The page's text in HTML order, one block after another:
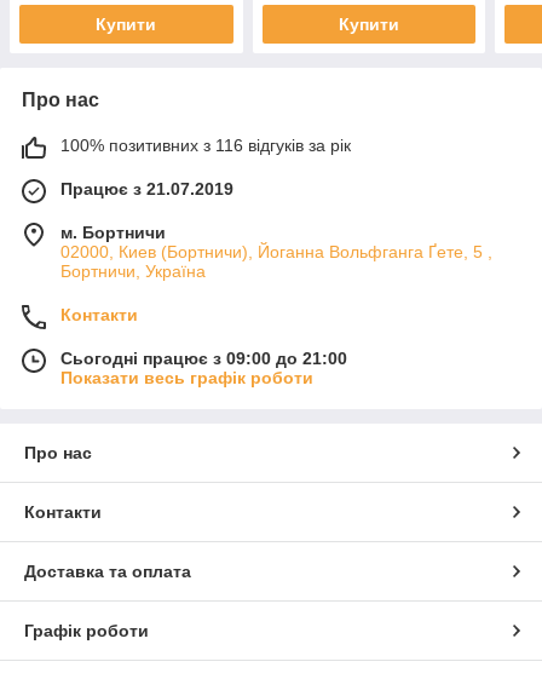
Купити Купити
Про нас
100% позитивних з 116 відгуків за рік
Працює з 21.07.2019
м. Бортничи
02000, Киев (Бортничи), Йоганна Вольфганга Ґете, 5 ,
Бортничи, Україна
Контакти
Сьогодні працює з 09:00 до 21:00
Показати весь графік роботи
Про нас
Контакти
Доставка та оплата
Графік роботи